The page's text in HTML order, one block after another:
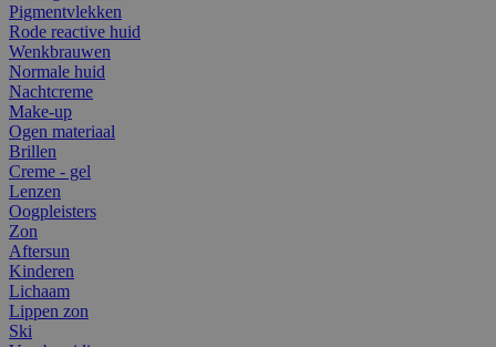
Pigmentvlekken
Rode reactive huid
Wenkbrauwen
Normale huid
Nachtcreme
Make-up
Ogen materiaal
Brillen
Creme - gel
Lenzen
Oogpleisters
Zon
Aftersun
Kinderen
Lichaam
Lippen zon
Ski